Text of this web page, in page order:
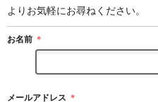
よりお気軽にお尋ねください。
お名前 ＊
メールアドレス ＊